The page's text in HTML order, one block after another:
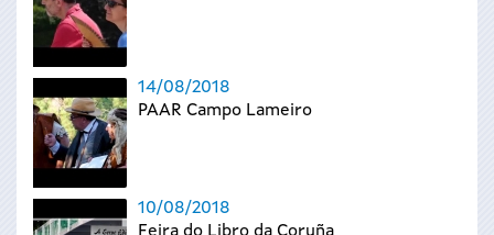
14/08/2018
PAAR Campo Lameiro
10/08/2018